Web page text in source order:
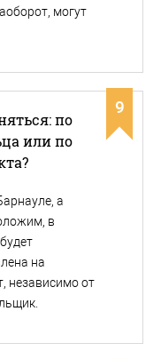
могут
9
по
или по
а
в
на
независимо от